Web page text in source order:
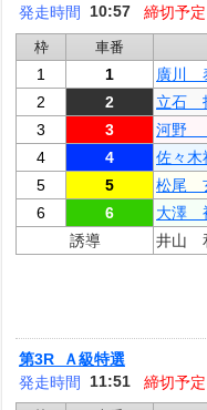
発走時間
10:57 締切予定
枠 車番
1 1 廣川
2
2 立石
3
3 河野
4
4 佐々木
5
5 松尾
6
6 大澤
誘導
井山
第3R Ａ級特選
発走時間
11:51 締切予定